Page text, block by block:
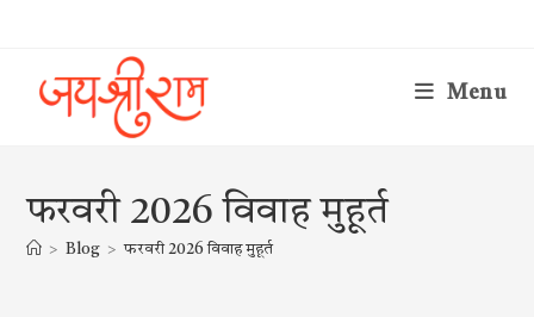
Menu
फरवरी 2026 विवाह मुहूर्त
> Blog > फरवरी 2026 विवाह मुहूर्त